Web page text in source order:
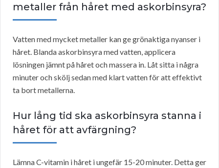
metaller från håret med askorbinsyra?
Vatten med mycket metaller kan ge grönaktiga nyanser i
håret. Blanda askorbinsyra med vatten, applicera
lösningen jämnt på håret och massera in. Låt sitta i några
minuter och skölj sedan med klart vatten för att effektivt
ta bort metallerna.
Hur lång tid ska askorbinsyra stanna i
håret för att avfärgning?
Lämna C-vitamin i håret i ungefär 15-20 minuter. Detta ger